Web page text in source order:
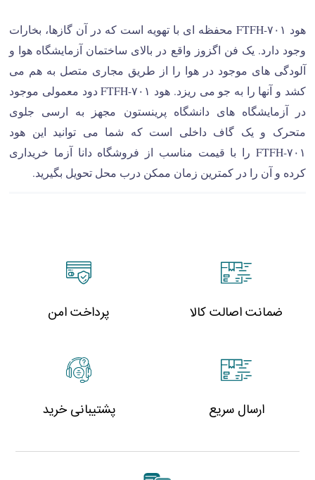
هود FTFH-۷۰۱ محفظه ای با تهویه است که در آن گازها، بخارات
وجود دارد. یک فن اگزوز واقع در بالای ساختمان آزمایشگاه هوا و
آلودگی های موجود در هوا را از طریق مجاری متصل به هم می
کشد و آنها را به جو می ریزد. هود FTFH-۷۰۱ دود معمولی موجود
در آزمایشگاه های دانشگاه پرینستون مجهز به ارسی جلوی
متحرک و یک گاف داخلی است که شما می توانید این هود
FTFH-۷۰۱ را با قیمت مناسب از فروشگاه دانا آزما خریداری
کرده و آن را در کمترین زمان ممکن درب محل تحویل بگیرید.
ضمانت اصالت کالا پرداخت امن
ارسال سریع پشتیبانی خرید